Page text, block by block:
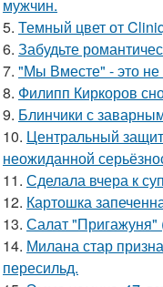
мужчин.
5. Темный цвет от
6. Забудьте
7. "Мы Вместе" - это не
8. Филипп Киркоров
9. Блинчики с
10. Центральный
неожиданной
11. Сделала вчера к
12. Картошка
13. Салат "Пригажуня"
14. Милана стар
пересильд.